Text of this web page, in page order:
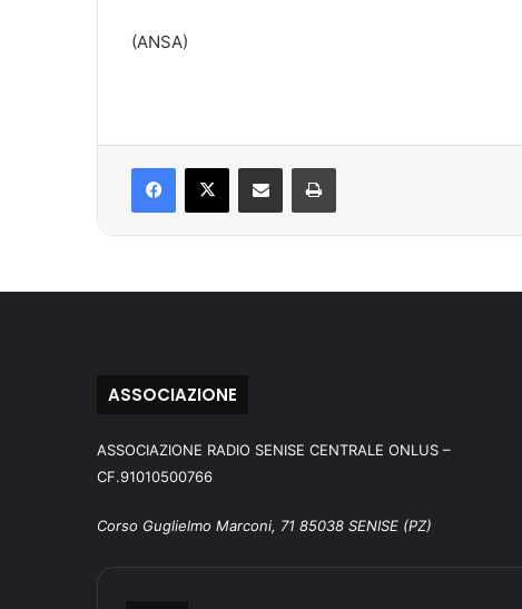
(ANSA)
ASSOCIAZIONE
ASSOCIAZIONE RADIO SENISE CENTRALE ONLUS –
CF.91010500766
Corso Guglielmo Marconi, 71 85038 SENISE (PZ)